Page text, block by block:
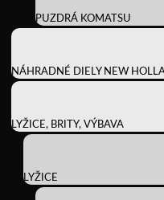
PUZDRÁ KOMATSU
NÁHRADNÉ DIELY NEW
LYŽICE, BRITY, VÝBAVA
LYŽICE